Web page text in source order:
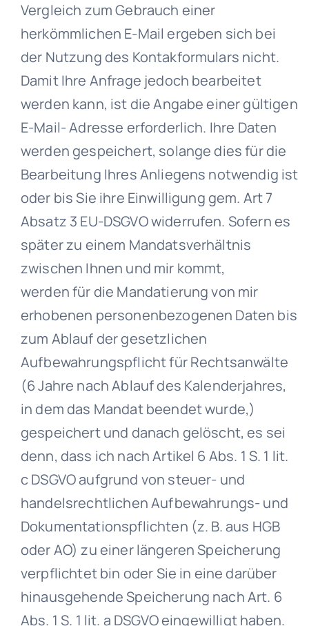
Vergleich zum Gebrauch einer
herkömmlichen E-Mail ergeben sich bei
der Nutzung des Kontakformulars nicht.
Damit Ihre Anfrage jedoch bearbeitet
werden kann, ist die Angabe einer gültigen
E-Mail- Adresse erforderlich. Ihre Daten
werden gespeichert, solange dies für die
Bearbeitung Ihres Anliegens notwendig ist
oder bis Sie ihre Einwilligung gem. Art 7
Absatz 3 EU-DSGVO widerrufen. Sofern es
später zu einem Mandatsverhältnis
zwischen Ihnen und mir kommt,
werden für die Mandatierung von mir
erhobenen personenbezogenen Daten bis
zum Ablauf der gesetzlichen
Aufbewahrungspflicht für Rechtsanwälte
(6 Jahre nach Ablauf des Kalenderjahres,
in dem das Mandat beendet wurde,)
gespeichert und danach gelöscht, es sei
denn, dass ich nach Artikel 6 Abs. 1 S. 1 lit.
c DSGVO aufgrund von steuer- und
handelsrechtlichen Aufbewahrungs- und
Dokumentationspflichten (z. B. aus HGB
oder AO) zu einer längeren Speicherung
verpflichtet bin oder Sie in eine darüber
hinausgehende Speicherung nach Art. 6
Abs. 1 S. 1 lit. a DSGVO eingewilligt haben.